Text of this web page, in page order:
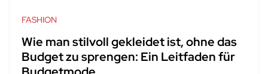
FASHION
Wie man stilvoll gekleidet ist, ohne das
Budget zu sprengen: Ein Leitfaden für